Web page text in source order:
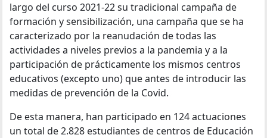
largo del curso 2021-22 su tradicional campaña de
formación y sensibilización, una campaña que se ha
caracterizado por la reanudación de todas las
actividades a niveles previos a la pandemia y a la
participación de prácticamente los mismos centros
educativos (excepto uno) que antes de introducir las
medidas de prevención de la Covid.
De esta manera, han participado en 124 actuaciones
un total de 2.828 estudiantes de centros de Educación